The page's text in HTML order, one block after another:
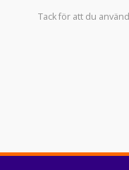
Tack för att du